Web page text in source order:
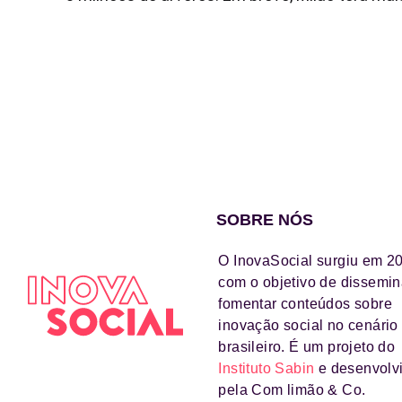
SOBRE NÓS
O InovaSocial surgiu em
com o objetivo de
fomentar conteúdos sobre
inovação social no cenário
brasileiro. É um projeto do
Instituto Sabin e
pela Com limão & Co.